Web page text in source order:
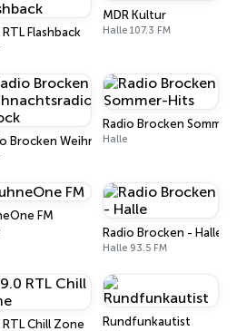
Flashback
MDR Kultur
Halle 107.3 FM
- Kids
Brocken Weihnachtsradio - Rock
Radio Brocken
Halle
FM
Radio Brocken - Halle
Halle 93.5 FM
RTL Chill Zone Rundfunkautist